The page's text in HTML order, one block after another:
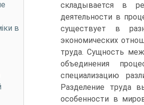
в
складывается в
деятельности в
существует в
экономических
труда. Сущность
объединения
специализацию
Разделение труда
особенности в